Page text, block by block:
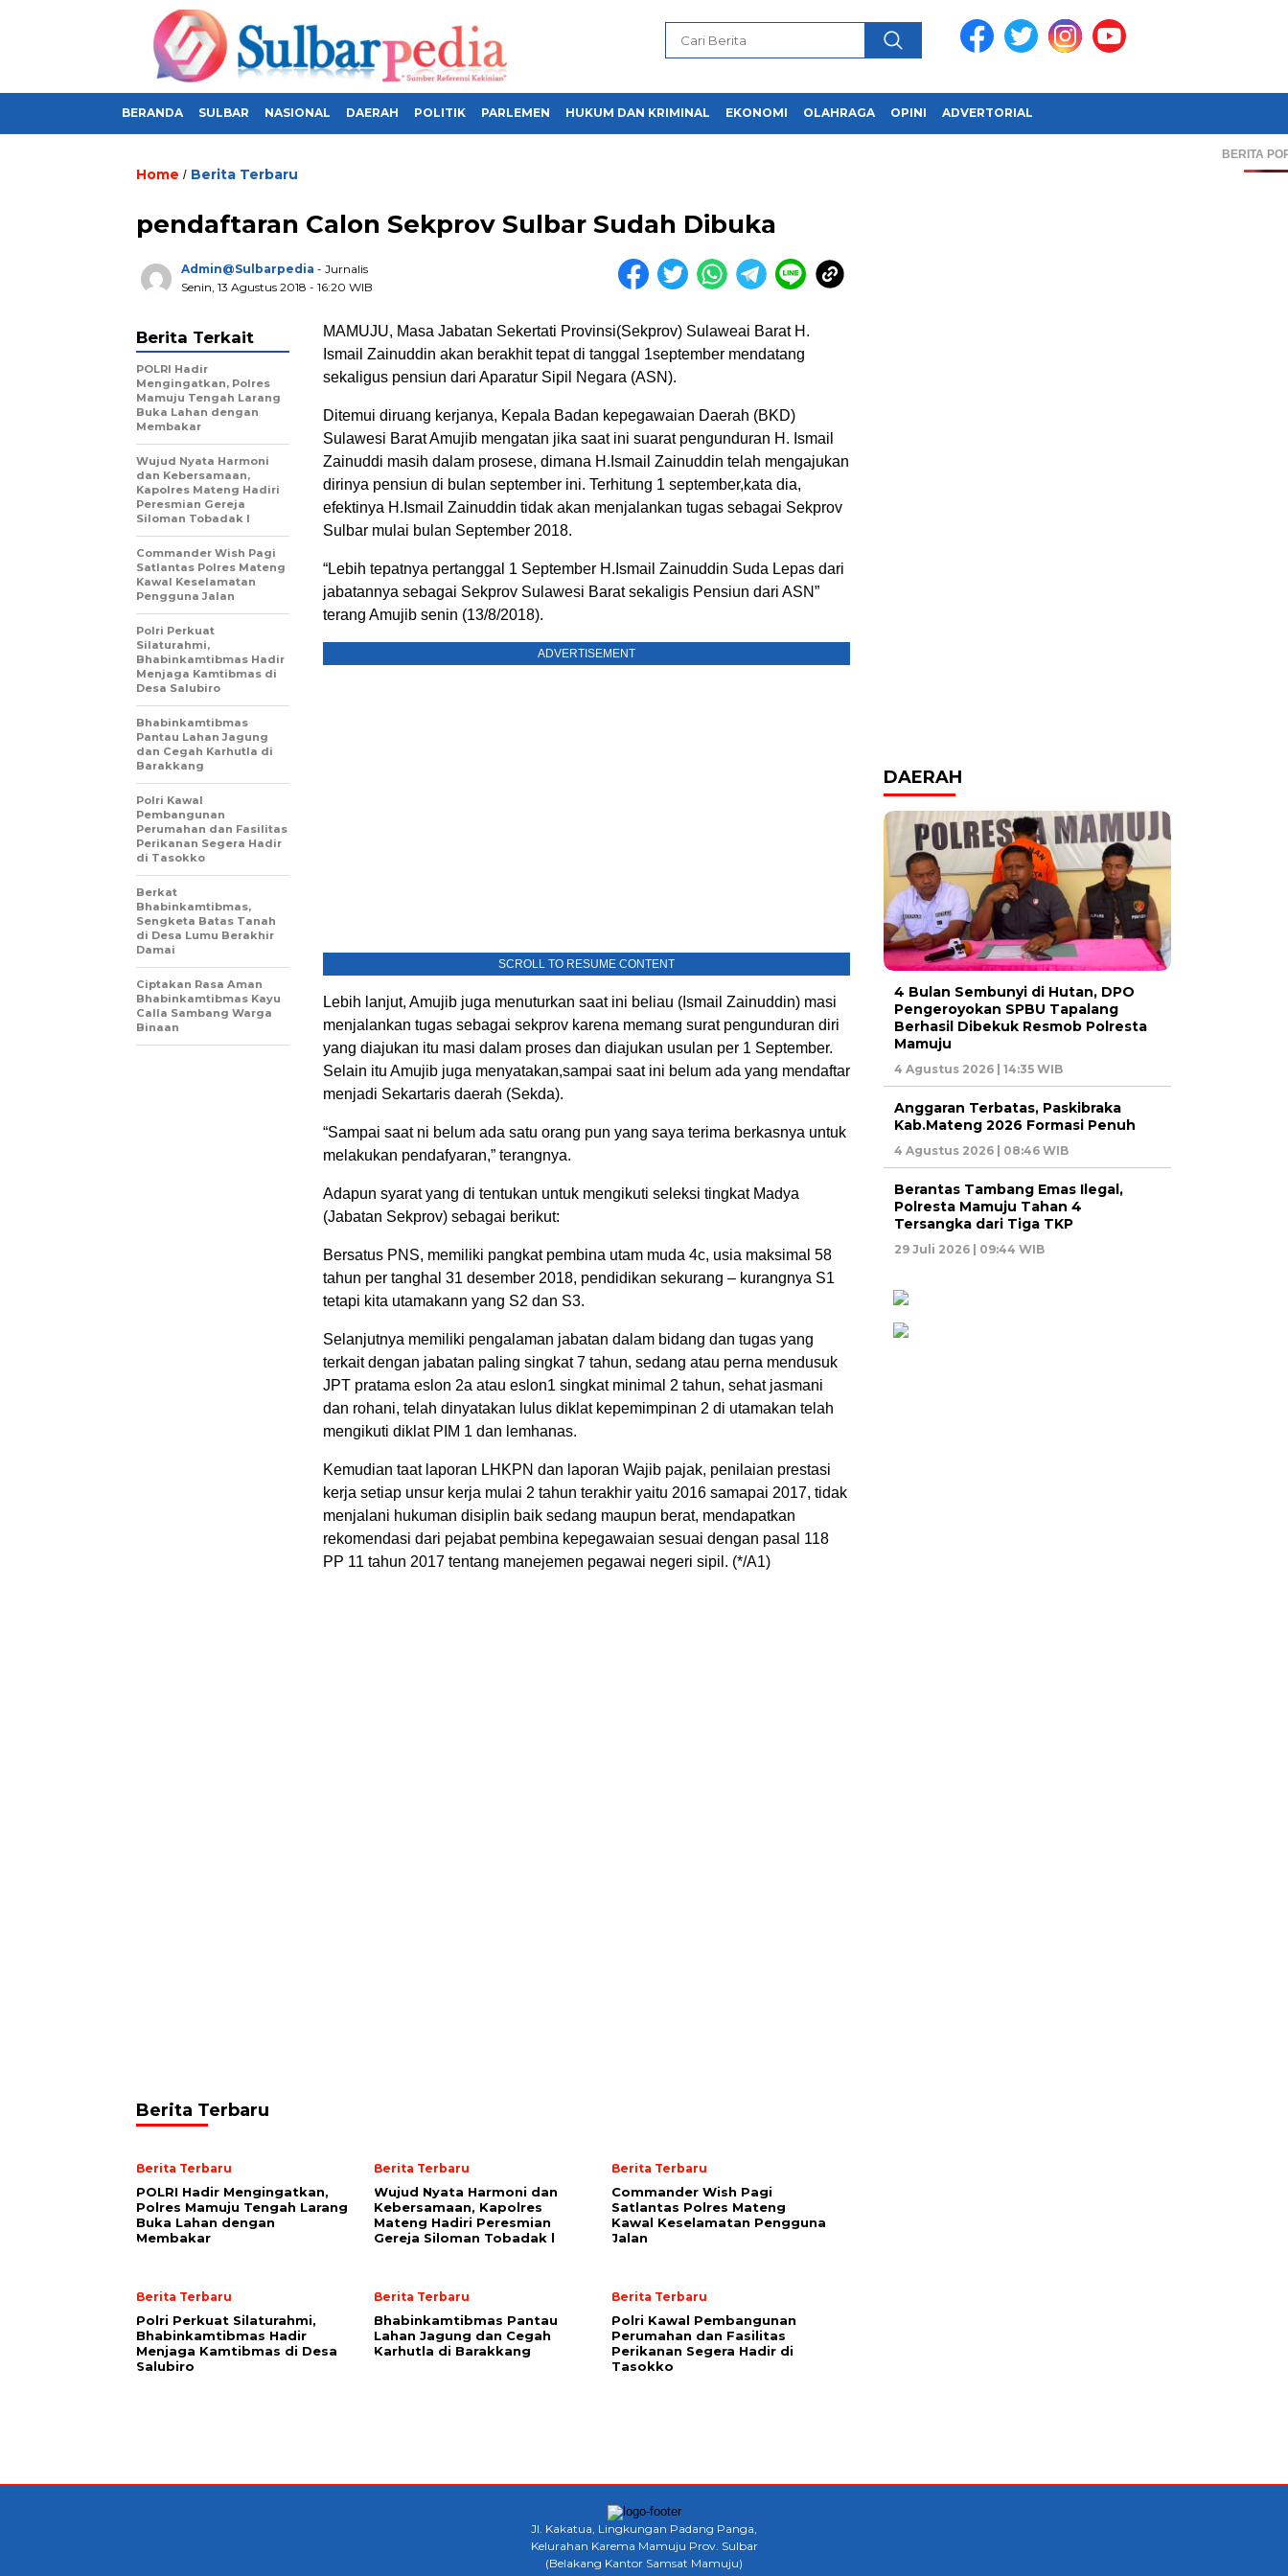
BERANDA SULBAR NASIONAL DAERAH POLITIK PARLEMEN HUKUM DAN KRIMINAL EKONOMI OLAHRAGA OPINI ADVERTORIAL
BERITA
Home / Berita Terbaru
pendaftaran Calon Sekprov Sulbar Sudah Dibuka
Admin@sulbarpedia - Jurnalis
Senin, 13 Agustus 2018 - 16:20 WIB
MAMUJU, Masa Jabatan Sekertati Provinsi(Sekprov) Sulaweai Barat H.
Ismail Zainuddin akan berakhit tepat di tanggal 1september mendatang
sekaligus pensiun dari Aparatur Sipil Negara (ASN).
Ditemui diruang kerjanya, Kepala Badan kepegawaian Daerah (BKD)
Sulawesi Barat Amujib mengatan jika saat ini suarat pengunduran H. Ismail
Zainuddi masih dalam prosese, dimana H.Ismail Zainuddin telah mengajukan
dirinya pensiun di bulan september ini. Terhitung 1 september,kata dia,
efektinya H.Ismail Zainuddin tidak akan menjalankan tugas sebagai Sekprov
Sulbar mulai bulan September 2018.
“Lebih tepatnya pertanggal 1 September H.Ismail Zainuddin Suda Lepas dari
jabatannya sebagai Sekprov Sulawesi Barat sekaligis Pensiun dari ASN”
terang Amujib senin (13/8/2018).
ADVERTISEMENT
SCROLL TO RESUME CONTENT
Lebih lanjut, Amujib juga menuturkan saat ini beliau (Ismail Zainuddin) masi
menjalankan tugas sebagai sekprov karena memang surat pengunduran diri
yang diajukan itu masi dalam proses dan diajukan usulan per 1 September.
Selain itu Amujib juga menyatakan,sampai saat ini belum ada yang mendaftar
menjadi Sekartaris daerah (Sekda).
“Sampai saat ni belum ada satu orang pun yang saya terima berkasnya untuk
melakukan pendafyaran,” terangnya.
Adapun syarat yang di tentukan untuk mengikuti seleksi tingkat Madya
(Jabatan Sekprov) sebagai berikut:
Bersatus PNS, memiliki pangkat pembina utam muda 4c, usia maksimal 58
tahun per tanghal 31 desember 2018, pendidikan sekurang – kurangnya S1
tetapi kita utamakann yang S2 dan S3.
Selanjutnya memiliki pengalaman jabatan dalam bidang dan tugas yang
terkait dengan jabatan paling singkat 7 tahun, sedang atau perna mendusuk
JPT pratama eslon 2a atau eslon1 singkat minimal 2 tahun, sehat jasmani
dan rohani, telah dinyatakan lulus diklat kepemimpinan 2 di utamakan telah
mengikuti diklat PIM 1 dan lemhanas.
Kemudian taat laporan LHKPN dan laporan Wajib pajak, penilaian prestasi
kerja setiap unsur kerja mulai 2 tahun terakhir yaitu 2016 samapai 2017, tidak
menjalani hukuman disiplin baik sedang maupun berat, mendapatkan
rekomendasi dari pejabat pembina kepegawaian sesuai dengan pasal 118
PP 11 tahun 2017 tentang manejemen pegawai negeri sipil. (*/A1)
Berita Terkait
POLRI Hadir
Mengingatkan, Polres
Mamuju Tengah Larang
Buka Lahan dengan
Membakar
Wujud Nyata Harmoni
dan Kebersamaan,
Kapolres Mateng Hadiri
Peresmian Gereja
Siloman Tobadak l
Commander Wish Pagi
Satlantas Polres Mateng
Kawal Keselamatan
Pengguna Jalan
Polri Perkuat
Silaturahmi,
Bhabinkamtibmas Hadir
Menjaga Kamtibmas di
Desa Salubiro
Bhabinkamtibmas
Pantau Lahan Jagung
dan Cegah Karhutla di
Barakkang
Polri Kawal
Pembangunan
Perumahan dan Fasilitas
Perikanan Segera Hadir
di Tasokko
Berkat
Bhabinkamtibmas,
Sengketa Batas Tanah
di Desa Lumu Berakhir
Damai
Ciptakan Rasa Aman
Bhabinkamtibmas Kayu
Calla Sambang Warga
Binaan
Berita Terbaru
Berita Terbaru
POLRI Hadir Mengingatkan,
Polres Mamuju Tengah Larang
Buka Lahan dengan
Membakar
Berita Terbaru
Wujud Nyata Harmoni dan
Kebersamaan, Kapolres
Mateng Hadiri Peresmian
Gereja Siloman Tobadak l
Berita Terbaru
Commander Wish Pagi
Satlantas Polres Mateng
Kawal Keselamatan Pengguna
Jalan
Berita Terbaru
Polri Perkuat Silaturahmi,
Bhabinkamtibmas Hadir
Menjaga Kamtibmas di Desa
Salubiro
Berita Terbaru
Bhabinkamtibmas Pantau
Lahan Jagung dan Cegah
Karhutla di Barakkang
Berita Terbaru
Polri Kawal Pembangunan
Perumahan dan Fasilitas
Perikanan Segera Hadir di
Tasokko
DAERAH
4 Bulan Sembunyi di Hutan, DPO
Pengeroyokan SPBU Tapalang
Berhasil Dibekuk Resmob Polresta
Mamuju
4 Agustus 2026 | 14:35 WIB
Anggaran Terbatas, Paskibraka
Kab.Mateng 2026 Formasi Penuh
4 Agustus 2026 | 08:46 WIB
Berantas Tambang Emas Ilegal,
Polresta Mamuju Tahan 4
Tersangka dari Tiga TKP
29 Juli 2026 | 09:44 WIB
Jl. Kakatua, Lingkungan Padang Panga,
Kelurahan Karema Mamuju Prov. Sulbar
(Belakang Kantor Samsat Mamuju)